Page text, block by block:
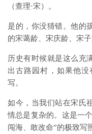
（查理·宋）。
是的，你没猜错。他的
的宋蔼龄、宋庆龄、宋子
历史有时候就是这么充
出古路园村，如果他
写。
如今，当我们站在宋氏
情总是复杂的。这是一
闯海、敢改命”的极致写